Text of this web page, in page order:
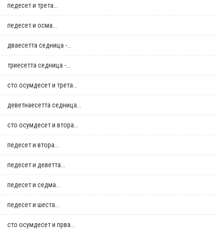
педесет и трета...
педесет и осма...
дваесетта седница -...
триесетта седница -...
сто осумдесет и трета...
деветнаесетта седница...
сто осумдесет и втора...
педесет и втора...
педесет и деветта...
педесет и седма...
педесет и шеста...
сто осумдесет и прва...